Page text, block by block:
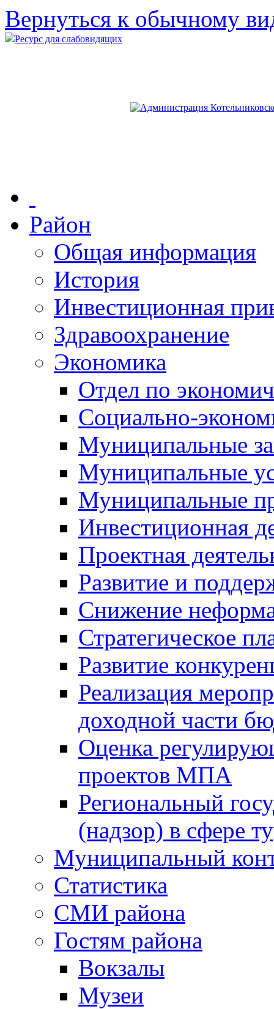
Вернуться к обычному
Ресурс для слабовидящих
Район
Общая информация
История
Инвестиционная
Здравоохранение
Экономика
Отдел по
Социально-
Муниципальные
Муниципальные
Муниципальные
Инвестиционная
Проектная
Развитие и
Снижение
Стратегическое
Развитие
Реализация
доходной части
Оценка
проектов МПА
Региональный
(надзор) в сфере
Муниципальный
Статистика
СМИ района
Гостям района
Вокзалы
Музеи